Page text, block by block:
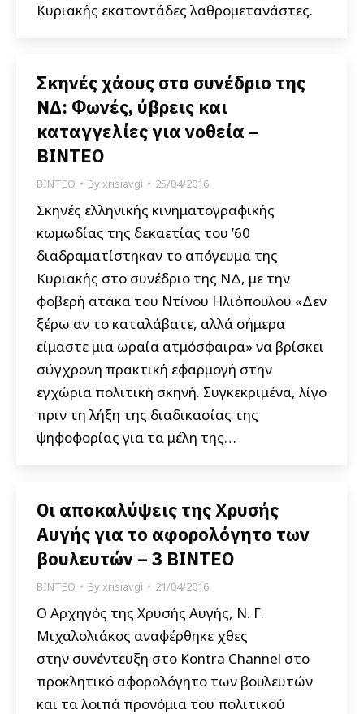
Κυριακής εκατοντάδες λαθρομετανάστες.
Σκηνές χάους στο συνέδριο της
ΝΔ: Φωνές, ύβρεις και
καταγγελίες για νοθεία –
ΒΙΝΤΕΟ
ΒΙΝΤΕΟ Byxrisiavgi 25/04/2016
Σκηνές ελληνικής κινηματογραφικής
κωμωδίας της δεκαετίας του ’60
διαδραματίστηκαν το απόγευμα της
Κυριακής στο συνέδριο της ΝΔ, με την
φοβερή ατάκα του Ντίνου Ηλιόπουλου «Δεν
ξέρω αν το καταλάβατε, αλλά σήμερα
είμαστε μια ωραία ατμόσφαιρα» να βρίσκει
σύγχρονη πρακτική εφαρμογή στην
εγχώρια πολιτική σκηνή. Συγκεκριμένα, λίγο
πριν τη λήξη της διαδικασίας της
ψηφοφορίας για τα μέλη της…
Οι αποκαλύψεις της Χρυσής
Αυγής για το αφορολόγητο των
βουλευτών – 3 ΒΙΝΤΕΟ
ΒΙΝΤΕΟ Byxrisiavgi 21/04/2016
Ο Αρχηγός της Χρυσής Αυγής, Ν. Γ.
Μιχαλολιάκος αναφέρθηκε χθες
στην συνέντευξη στο Kontra Channel στο
προκλητικό αφορολόγητο των βουλευτών
και τα λοιπά προνόμια του πολιτικού